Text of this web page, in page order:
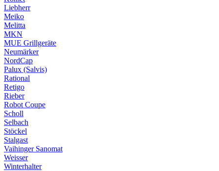
Liebherr
Meiko
Melitta
MKN
MUE Grillgeräte
Neumärker
NordCap
Palux (Salvis)
Rational
Retigo
Rieber
Robot Coupe
Scholl
Selbach
Stöckel
Stalgast
Vaihinger Sanomat
Weisser
Winterhalter